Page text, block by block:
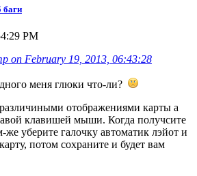
баги
PM
on February 19, 2013, 06:43:28
меня глюки что-ли?
отображениями карты а
клавишей мыши. Когда получсите
же уберите галочку автоматик лэйот и
потом сохраните и будет вам